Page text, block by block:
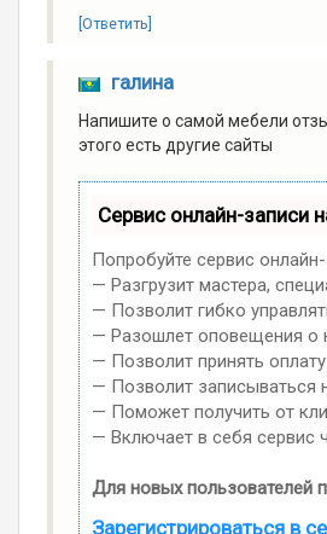
[Ответить]
галина
Напишите о самой мебели
этого есть другие сайты
Сервис онлайн-записи
Попробуйте сервис
— Разгрузит мастера,
— Позволит гибко
— Разошлет оповещения о
— Позволит принять
— Позволит записываться
— Поможет получить от
— Включает в себя сервис
Для новых пользователей
Зарегистрироваться в